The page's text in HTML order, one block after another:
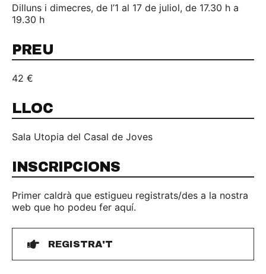
Dilluns i dimecres, de l’1 al 17 de juliol, de 17.30 h a
19.30 h
PREU
42 €
LLOC
Sala Utopia del Casal de Joves
INSCRIPCIONS
Primer caldrà que estigueu registrats/des a la nostra
web que ho podeu fer aquí.
REGISTRA'T